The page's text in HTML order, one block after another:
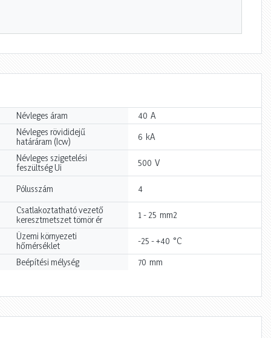
Névleges áram 40 A
Névleges rövididejű
határáram (Icw)
6 kA
Névleges szigetelési
feszültség Ui
500 V
Pólusszám 4
Csatlakoztatható vezető
keresztmetszet tömör ér
1 - 25 mm2
Üzemi környezeti
hőmérséklet
-25 - +40 °C
Beépítési mélység 70 mm